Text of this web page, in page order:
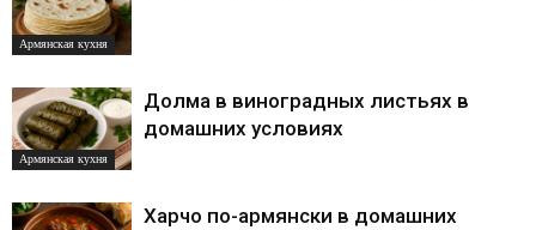
Армянская кухня
Армянская кухня
Долма в виноградных листьях в
домашних условиях
Харчо по-армянски в домашних